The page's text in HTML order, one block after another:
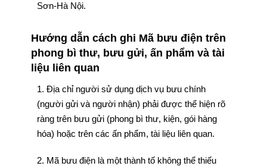
Sơn-Hà Nội.
Hướng dẫn cách ghi Mã bưu điện trên
phong bì thư, bưu gửi, ấn phẩm và tài
liệu liên quan
1. Địa chỉ người sử dụng dịch vụ bưu chính
(người gửi và người nhận) phải được thể hiện rõ
ràng trên bưu gửi (phong bì thư, kiện, gói hàng
hóa) hoặc trên các ấn phẩm, tài liệu liên quan.
2. Mã bưu điện là một thành tố không thể thiếu